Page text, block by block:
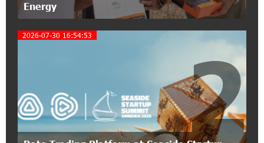
From Financial Adventures to Great Victories:
16:43:06 6-07-2026
The Power of One Dram and the Armenian State
Symphony Orchestra Conclude the Forest
Project Launched in Shirak
Energy
2026-07-30 16:54:53
2